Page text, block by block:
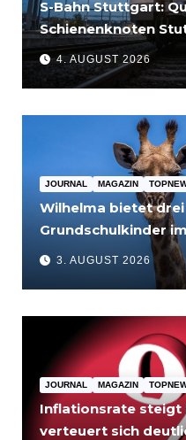
S-Bahn Stuttgart:
Schienenknoten
Fortschritte –
4. AUGUST 2026
JOURNAL MAGAZIN
Wilhelma bietet
Grundschulkinder
3. AUGUST 2026
JOURNAL MAGAZIN
Inflationsrate steigt
verteuert sich